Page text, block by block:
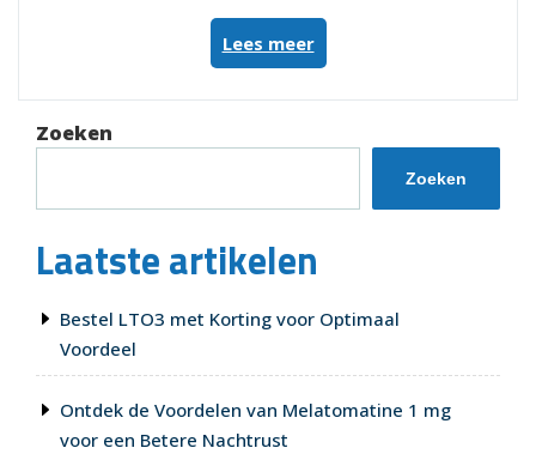
Lees meer“Hoe
Verbeter
je
Kwaliteit
bij
Licht
Zoeken
Zoeken
Laatste artikelen
Bestel LTO3 met Korting voor Optimaal
Voordeel
Ontdek de Voordelen van Melatomatine 1 mg
voor een Betere Nachtrust